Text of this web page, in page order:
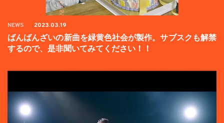
NEWS 2023.03.19
ばんばんざいの新曲を緑黄色社会が製作。サブスクも解禁
するので、是非聞いてみてください！！